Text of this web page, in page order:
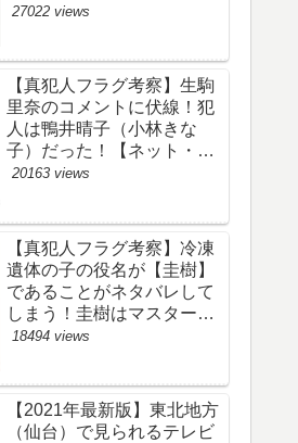
評判あらすじ原作犯人キャ
27022 views
【真犯人フラグ考察】生駒
里奈のコメントに伏線！犯
人は鴨井晴子（小林きな
子）だった！【ネット・ツ
イッターの考察ネタバレ感
め・鴨居晴子】
20163 views
【真犯人フラグ考察】冷凍
遺体の子の役名が【圭樹】
であることがネタバレして
しまう！圭樹はマスター日
野渉とバタコの子供か！
作犯人キャスト黒幕伏線ま
とめ】
18494 views
【2021年最新版】東北地方
（仙台）で見られるテレビ